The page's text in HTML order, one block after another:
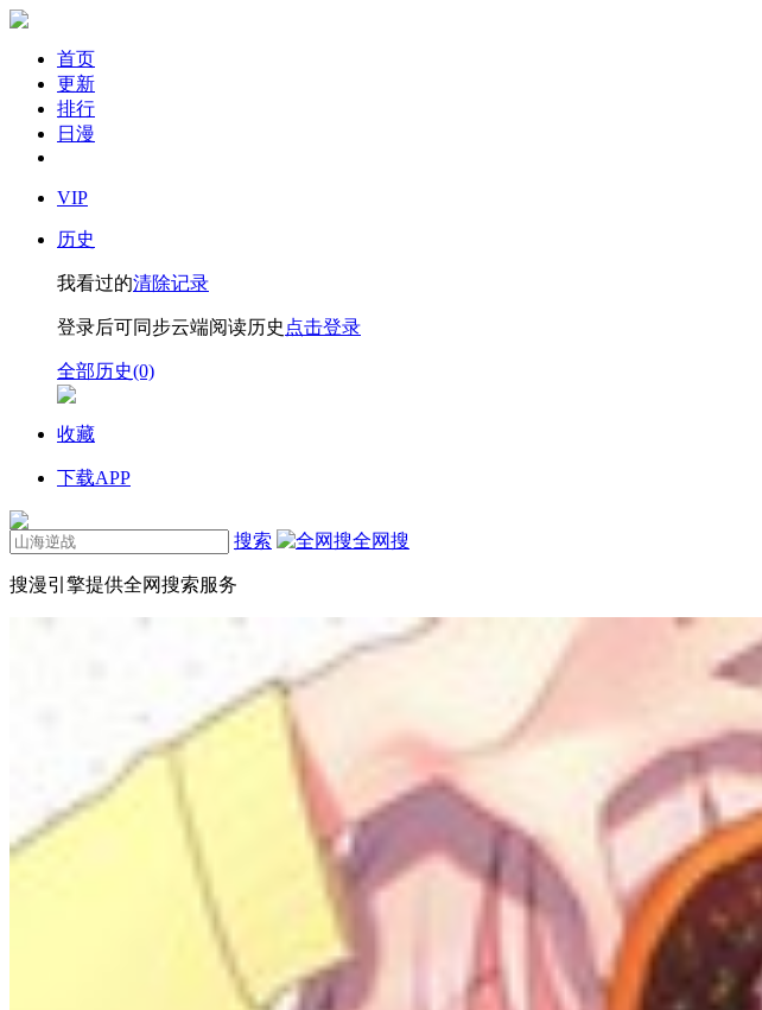
首页
更新
排行
日漫
VIP
历史
我看过的清除记录
登录后可同步云端阅读历史 点击登录
全部历史(0)
收藏
下载APP
搜索 全网搜
搜漫引擎提供全网搜索服务